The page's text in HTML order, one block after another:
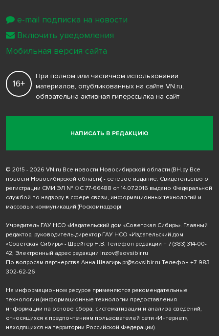
НАПИСАТЬ В РЕДАКЦИЮ
16+
При полном или частичном использовании
материалов, опубликованных на сайте VN.ru,
обязательна активная гиперссылка на сайт
© 2015 - 2026 VN.ru Все новости Новосибирской области (ВН.ру Все
новости Новосибирской области) - сетевое издание. Свидетельство о
регистрации СМИ ЭЛ № ФС 77-66488 от 14.07.2016 выдано Федеральной
службой по надзору в сфере связи, информационных технологий и
массовых коммуникаций (Роскомнадзор)
Учредитель ГАУ НСО «Издательский дом «Советская Сибирь». Главный
редактор, руководитель-директор ГАУ НСО «Издательский дом
«Советская Сибирь» - Шрейтер Н.В. Телефон редакции + 7 (383) 314-00-
42; Электронный адрес редакции inzov@sovsibir.ru
По вопросам партнерства Анна Швагирь pr@sovsibir.ru Телефон +7-983-
302-62-26
На информационном ресурсе применяются рекомендательные
технологии (информационные технологии предоставления
информации на основе сбора, систематизации и анализа сведений,
относящихся к предпочтениям пользователей сети «Интернет»,
находящихся на территории Российской Федерации).
e-mail подписка на новости
Включить уведомления
Мобильная версия сайта